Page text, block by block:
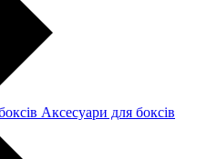
Аксесуари для боксів